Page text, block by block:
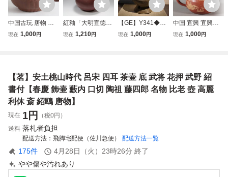
中国古玩 唐物 朱
泥 大振り 菊形 急
現在 1,000円
紅釉「大明宣徳年
製」銘 花瓶 時代
高麗 古玩 古董
現在 1,210円
【GE】Y341◆李
朝・高麗コレクタ
術品 古美術品 韓
国 sht
現在 1,000円
中国 宜興 宜興窯
王南林製 / 朱泥 紫
國 古玩 唐物 時代
物
現在 1,000円
【茗】安土桃山時代 呂宋 四耳 茶壷 底 武将 花押 武野 紹
書付【春慶 飾壷 藪内 口切 陶祖 藤四郎 名物 比老 壺 高麗
利休 斎 紹鴎 唐物】
現在 1円
（税0円）
送料 落札者負担
配送方法 飛脚宅配便（佐川急便） 配送方法一覧
175件 4月28日（火）23時26分 終了
やや傷や汚れあり